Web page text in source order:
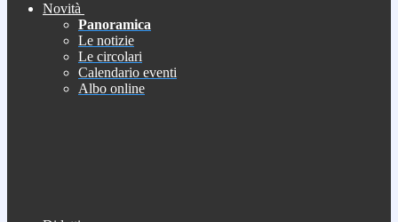
Novità
Panoramica
Le notizie
Le circolari
Calendario eventi
Albo online